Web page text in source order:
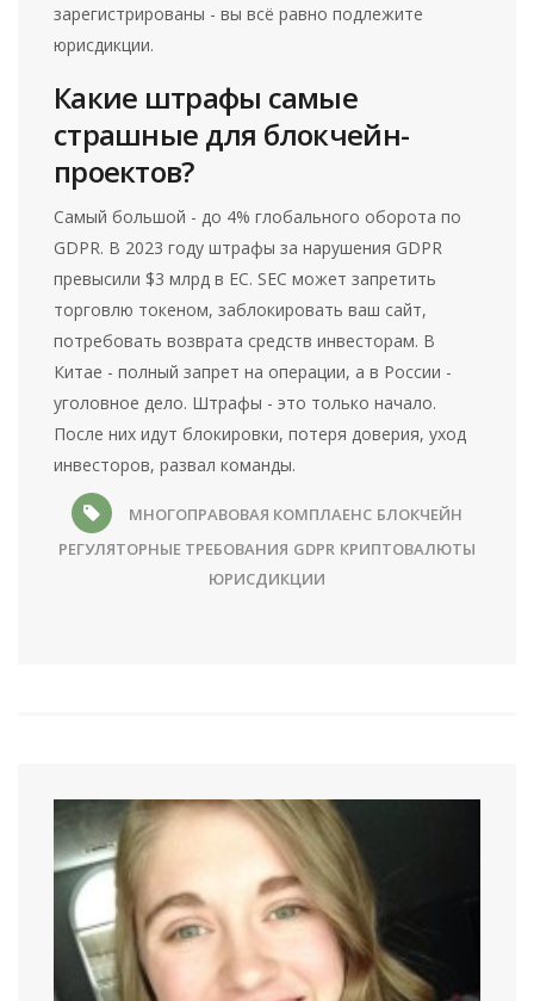
зарегистрированы - вы всё равно подлежите
юрисдикции.
Какие штрафы самые
страшные для блокчейн-
проектов?
Самый большой - до 4% глобального оборота по
GDPR. В 2023 году штрафы за нарушения GDPR
превысили $3 млрд в ЕС. SEC может запретить
торговлю токеном, заблокировать ваш сайт,
потребовать возврата средств инвесторам. В
Китае - полный запрет на операции, а в России -
уголовное дело. Штрафы - это только начало.
После них идут блокировки, потеря доверия, уход
инвесторов, развал команды.
МНОГОПРАВОВАЯ КОМПЛАЕНС БЛОКЧЕЙН
РЕГУЛЯТОРНЫЕ ТРЕБОВАНИЯ GDPR КРИПТОВАЛЮТЫ
ЮРИСДИКЦИИ